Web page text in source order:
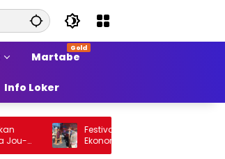
Martabe
Info Loker
Festival Tao Toba Jou-Jou Sokong
Ekonomi Samosir Naik Kelas dan
Pariwisata Menjadi Sumber Pertumbuhan